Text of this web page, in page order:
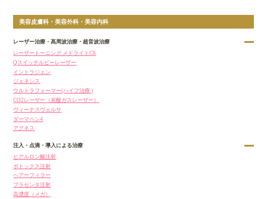
美容皮膚科・美容外科・美容内科
レーザー治療・高周波治療・超音波治療
レーザートーニング メドライトC6
Qスイッチルビーレーザー
イントラジェン
ジェネシス
ウルトラフォーマー(ハイフ治療 )
CO2レーザー（炭酸ガスレーザー）
ヴィーナスヴェルサ
ダーマペン4
アグネス
注入・点滴・導入による治療
ヒアルロン酸注射
ボトックス注射
ヘアーフィラー
プラセンタ注射
高濃度（メガ）